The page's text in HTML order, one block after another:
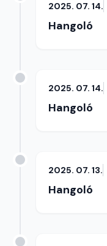
2025. 07. 14.
Hangoló
2025. 07. 14.
Hangoló
2025. 07. 13.
Hangoló